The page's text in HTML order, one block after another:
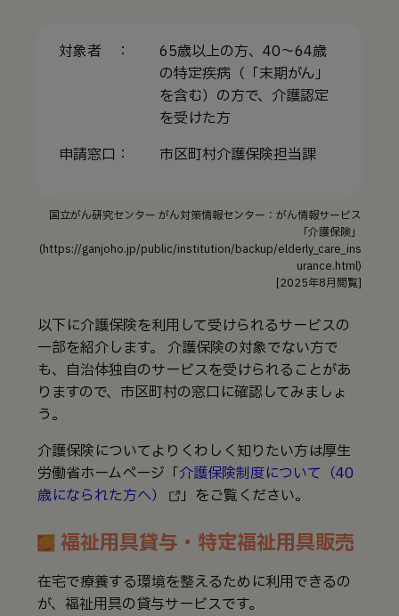
対象者 ：
65歳以上の方、40～64歳
の特定疾病（「末期がん」
を含む）の方で、介護認定
を受けた方
申請窓口：
市区町村介護保険担当課
国立がん研究センター がん対策情報センター：がん情報サービス
「介護保険」
(https://ganjoho.jp/public/institution/backup/elderly_care_ins
urance.html)
[2025年8月閲覧]
以下に介護保険を利用して受けられるサービスの
一部を紹介します。 介護保険の対象でない方で
も、自治体独自のサービスを受けられることがあ
りますので、市区町村の窓口に確認してみましょ
う。
介護保険についてよりくわしく知りたい方は厚生
労働省ホームページ「介護保険制度について（40
歳になられた方へ）
」をご覧ください。
福祉用具貸与・特定福祉用具販売
在宅で療養する環境を整えるために利用できるの
が、福祉用具の貸与サービスです。